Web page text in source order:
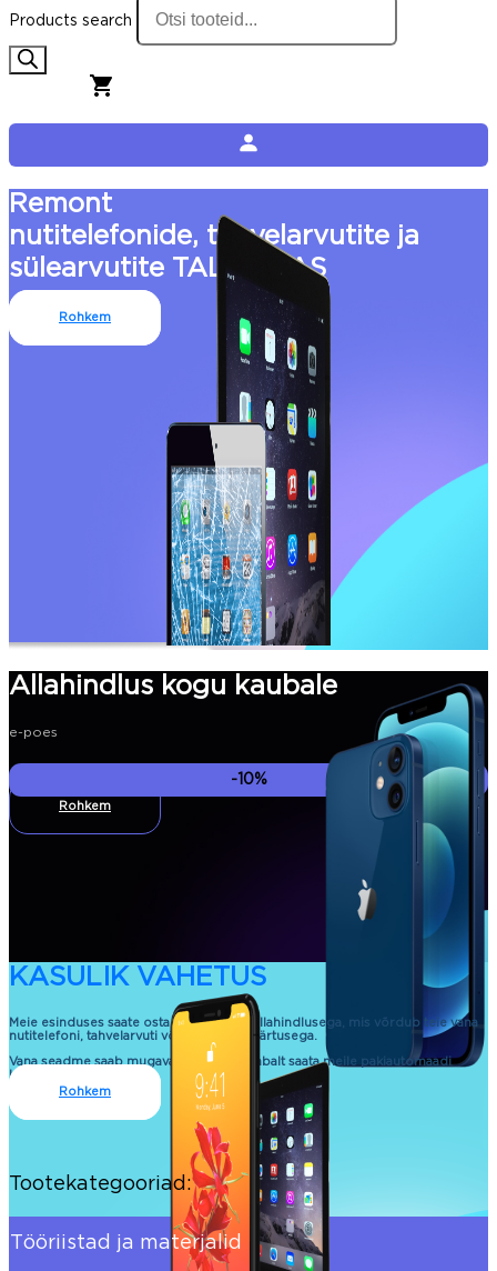
Products search
Remont
nutitelefonide, tahvelarvutite ja
sülearvutite TALLINNAS
Rohkem
Allahindlus kogu kaubale
e-poes
-10%
Rohkem
KASULIK VAHETUS
Meie esinduses saate osta uue seadme allahindlusega, mis võrdub teie vana
nutitelefoni, tahvelarvuti või sülearvuti väärtusega.
Vana seadme saab mugavalt ja kontaktivabalt saata meile pakiautomaadi
kaudu.
Rohkem
Tootekategooriad:
Tööriistad ja materjalid